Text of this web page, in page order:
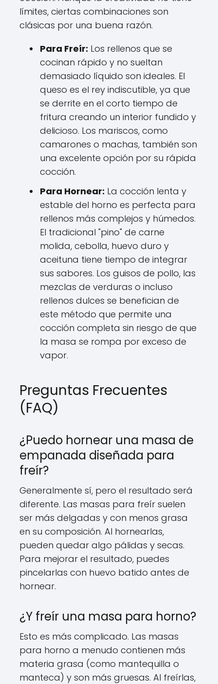
límites, ciertas combinaciones son
clásicas por una buena razón.
Para Freír: Los rellenos que se
cocinan rápido y no sueltan
demasiado líquido son ideales. El
queso es el rey indiscutible, ya que
se derrite en el corto tiempo de
fritura creando un interior fundido y
delicioso. Los mariscos, como
camarones o machas, también son
una excelente opción por su rápida
cocción.
Para Hornear: La cocción lenta y
estable del horno es perfecta para
rellenos más complejos y húmedos.
El tradicional "pino" de carne
molida, cebolla, huevo duro y
aceituna tiene tiempo de integrar
sus sabores. Los guisos de pollo, las
mezclas de verduras o incluso
rellenos dulces se benefician de
este método que permite una
cocción completa sin riesgo de que
la masa se rompa por exceso de
vapor.
Preguntas Frecuentes
(FAQ)
¿Puedo hornear una masa de
empanada diseñada para
freír?
Generalmente sí, pero el resultado será
diferente. Las masas para freír suelen
ser más delgadas y con menos grasa
en su composición. Al hornearlas,
pueden quedar algo pálidas y secas.
Para mejorar el resultado, puedes
pincelarlas con huevo batido antes de
hornear.
¿Y freír una masa para horno?
Esto es más complicado. Las masas
para horno a menudo contienen más
materia grasa (como mantequilla o
manteca) y son más gruesas. Al freírlas,